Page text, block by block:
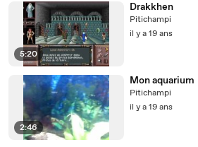
5:20
Drakkhen
Pitichampi
il y a 19 ans
2:46
Mon aquarium
Pitichampi
il y a 19 ans